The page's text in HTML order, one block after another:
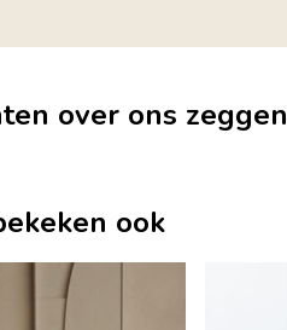
over ons zeggen
ook